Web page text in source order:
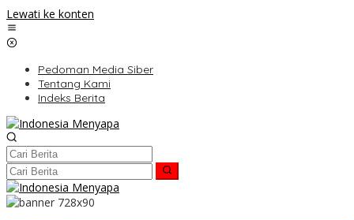
Lewati ke konten
Pedoman Media Siber
Tentang Kami
Indeks Berita